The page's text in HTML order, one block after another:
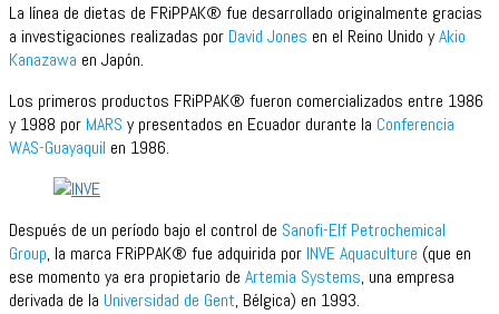
La línea de dietas de FRiPPAK® fue desarrollado originalmente gracias
a investigaciones realizadas por David Jones en el Reino Unido yAkio
Kanazawa en Japón.
Los primeros productos FRiPPAK® fueron comercializados entre 1986
y 1988 por MARS y presentados en Ecuador durante la Conferencia
WAS-Guayaquil en 1986.
Después de un período bajo el control de Sanofi-Elf Petrochemical
Group, la marca FRiPPAK® fue adquirida por INVE Aquaculture (que en
ese momento ya era propietario de Artemia Systems, una empresa
derivada de la Universidad de Gent, Bélgica) en 1993.